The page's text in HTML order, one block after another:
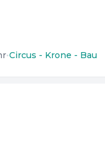
•Circus - Krone - Bau